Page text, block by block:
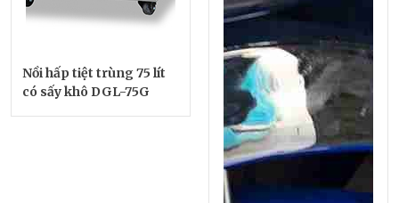
Nồi hấp tiệt trùng 75 lít
có sấy khô DGL-75G